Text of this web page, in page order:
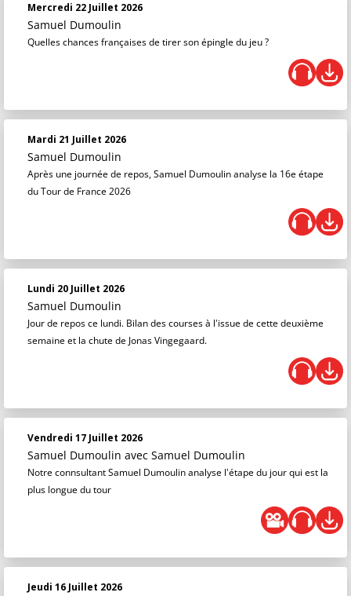
Mercredi 22 Juillet 2026
Samuel Dumoulin
Quelles chances françaises de tirer son épingle du jeu ?
Mardi 21 Juillet 2026
Samuel Dumoulin
Après une journée de repos, Samuel Dumoulin analyse la 16e étape
du Tour de France 2026
Lundi 20 Juillet 2026
Samuel Dumoulin
Jour de repos ce lundi. Bilan des courses à l'issue de cette deuxième
semaine et la chute de Jonas Vingegaard.
Vendredi 17 Juillet 2026
Samuel Dumoulin avec Samuel Dumoulin
Notre connsultant Samuel Dumoulin analyse l'étape du jour qui est la
plus longue du tour
Jeudi 16 Juillet 2026